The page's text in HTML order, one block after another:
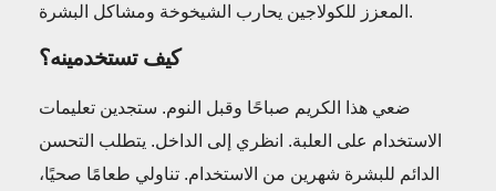
المعزز للكولاجين يحارب الشيخوخة ومشاكل البشرة.
كيف تستخدمينه؟
ضعي هذا الكريم صباحًا وقبل النوم. ستجدين تعليمات
الاستخدام على العلبة. انظري إلى الداخل. يتطلب التحسن
الدائم للبشرة شهرين من الاستخدام. تناولي طعامًا صحيًا،